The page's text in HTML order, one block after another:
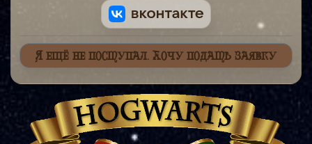
Я ещё не поступал. Хочу подать заявку